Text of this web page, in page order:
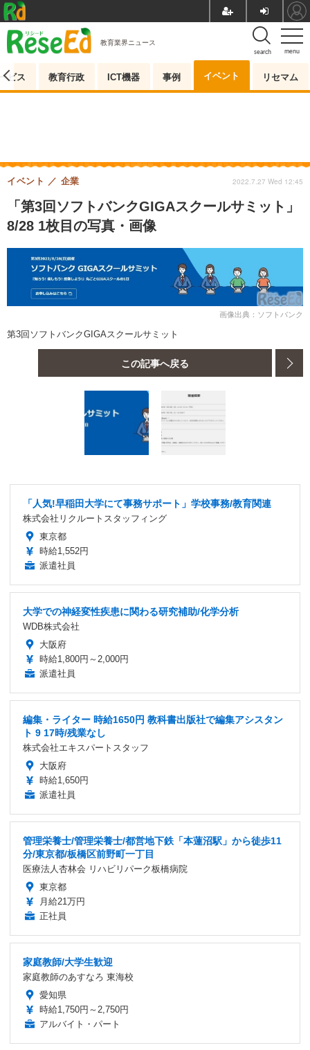
menu
search
教育業界ニュース
ビス 教育行政 ICT機器 事例 イベント リセマム
「第3回ソフトバンクGIGAスクールサミット」
8/28 1枚目の写真・画像
イベント 企業 2022.7.27 Wed 12:45
画像出典：ソフトバンク
第3回ソフトバンクGIGAスクールサミット
この記事へ戻る
「人気!早稲田大学にて事務サポート」学校事務/教育関連
株式会社リクルートスタッフィング
東京都
時給1,552円
派遣社員
大学での神経変性疾患に関わる研究補助/化学分析
WDB株式会社
大阪府
時給1,800円～2,000円
派遣社員
編集・ライター 時給1650円 教科書出版社で編集アシスタン
ト 9 17時/残業なし
株式会社エキスパートスタッフ
大阪府
時給1,650円
派遣社員
管理栄養士/管理栄養士/都営地下鉄「本蓮沼駅」から徒歩11
分/東京都/板橋区前野町一丁目
医療法人杏林会 リハビリパーク板橋病院
東京都
月給21万円
正社員
家庭教師/大学生歓迎
家庭教師のあすなろ 東海校
愛知県
時給1,750円～2,750円
アルバイト・パート